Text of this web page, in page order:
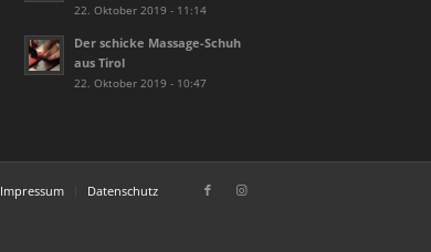
22. Oktober 2019 - 11:14
Der schicke Massage-Schuh
aus Tirol
22. Oktober 2019 - 10:47
Impressum Datenschutz